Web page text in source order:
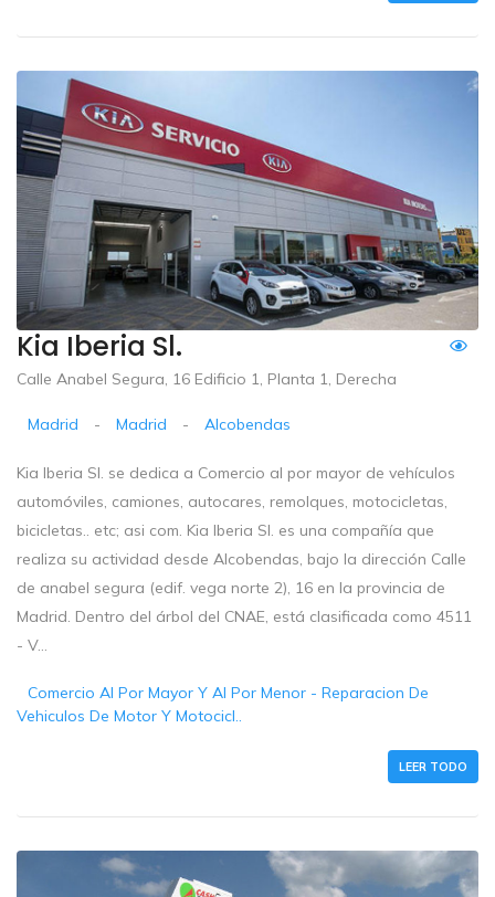
Kia Iberia Sl.
Calle Anabel Segura, 16 Edificio 1, Planta 1, Derecha
Madrid - Madrid - Alcobendas
Kia Iberia Sl. se dedica a Comercio al por mayor de vehículos
automóviles, camiones, autocares, remolques, motocicletas,
bicicletas.. etc; asi com. Kia Iberia Sl. es una compañía que
realiza su actividad desde Alcobendas, bajo la dirección Calle
de anabel segura (edif. vega norte 2), 16 en la provincia de
Madrid. Dentro del árbol del CNAE, está clasificada como 4511
- V...
Comercio Al Por Mayor Y Al Por Menor - Reparacion De
Vehiculos De Motor Y Motocicl..
LEER TODO